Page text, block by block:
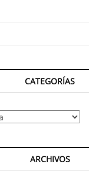
CATEGORÍAS
ARCHIVOS